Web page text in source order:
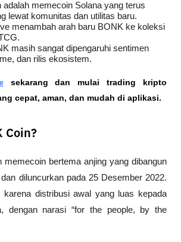
adalah memecoin Solana yang terus
lewat komunitas dan utilitas baru.
menambah arah baru BONK ke koleksi
masih sangat dipengaruhi sentimen
dan rilis ekosistem.
sekarang dan mulai trading kripto
cepat, aman, dan mudah di aplikasi.
Coin?
memecoin bertema anjing yang dibangun
diluncurkan pada 25 Desember 2022.
karena distribusi awal yang luas kepada
dengan narasi “for the people, by the